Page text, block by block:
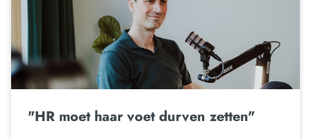
"HR moet haar voet durven zetten"